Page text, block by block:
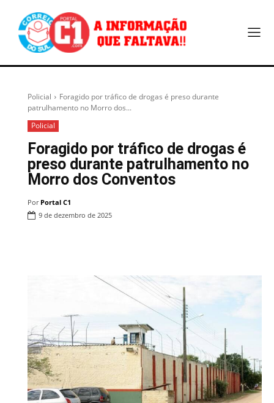
Policial
Foragido por tráfico de drogas é preso durante
patrulhamento no Morro dos...
Policial
Foragido por tráfico de drogas é
preso durante patrulhamento no
Morro dos Conventos
Por Portal C1
9 de dezembro de 2025